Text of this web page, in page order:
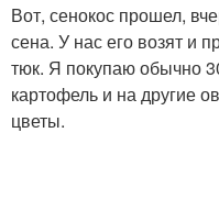
Вот, сенокос прошел,
сена. У нас его возят и
тюк. Я покупаю обычно
картофель и на другие
цветы.